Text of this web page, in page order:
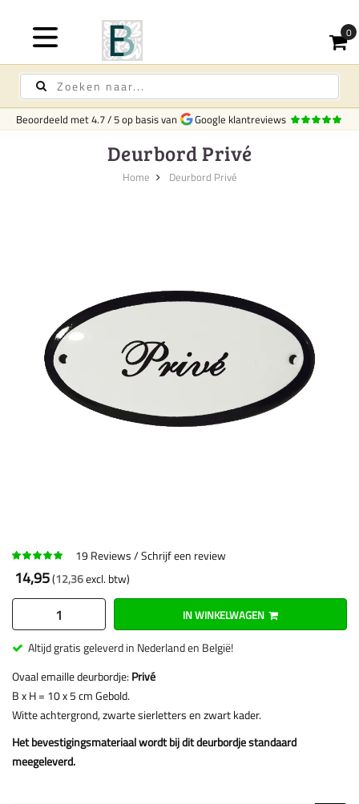
Beoordeeld met4.7/5op basis van Google klantreviews
Deurbord Privé
Home Deurbord Privé
19Reviews Schrijf een review
14,95 12,36
IN WINKELWAGEN
Altijd gratis geleverd in Nederland en België!
Ovaal emaille deurbordje: Privé
B x H = 10 x 5 cm Gebold.
Witte achtergrond, zwarte sierletters en zwart kader.
Het bevestigingsmateriaal wordt bij dit deurbordje standaard
meegeleverd.